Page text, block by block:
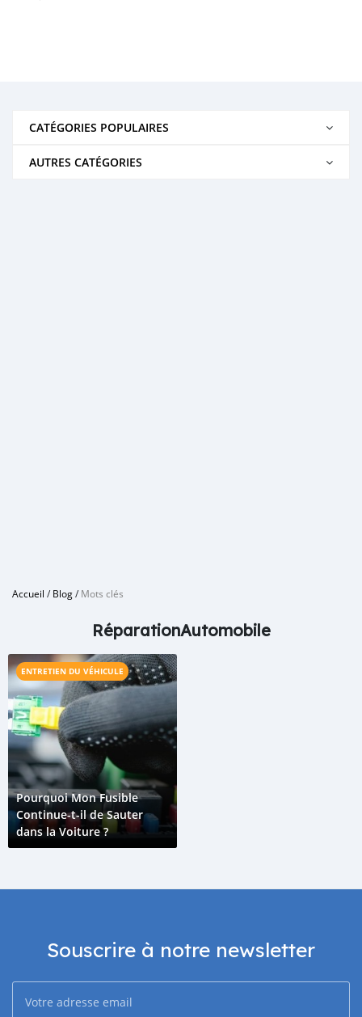
CATÉGORIES POPULAIRES
AUTRES CATÉGORIES
Accueil /Blog/Mots clés
RéparationAutomobile
ENTRETIEN DU VÉHICULE
Pourquoi Mon Fusible
Continue-t-il de Sauter
dans la Voiture ?
Souscrire à notre newsletter